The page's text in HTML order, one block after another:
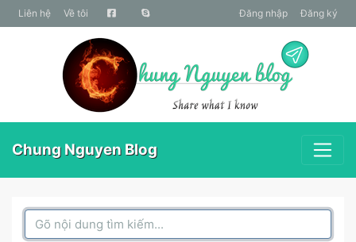
liên hệ Về tôi Đăng nhập Đăng ký
Chung Nguyen Blog
Search Box